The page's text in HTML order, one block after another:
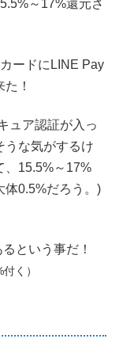
～17%還元さ
ードにLINE Pay
！
ュア認証が入っ
うな気がするけ
、15.5%～17%
体0.5%だろう。)
るという事だ！
く）